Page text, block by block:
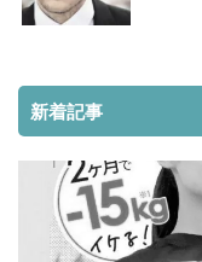
新着記事